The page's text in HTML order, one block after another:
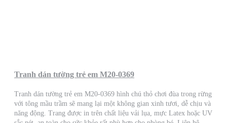
Tranh dán tường trẻ em M20-0369
Tranh dán tường trẻ em M20-0369 hình chú thỏ chơi đùa trong rừng
với tông mầu trầm sẽ mang lại một không gian xinh tươi, dễ chịu và
năng động. Trang được in trên chất liệu vải lụa, mực Latex hoặc UV